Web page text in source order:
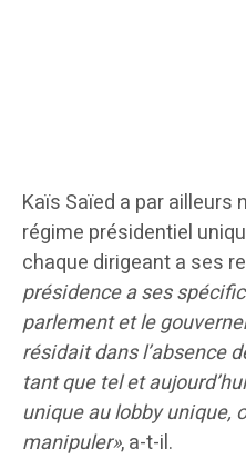
Kaïs Saïed a par ailleurs
régime présidentiel
chaque dirigeant a ses
présidence a ses
parlement et le
résidait dans l’absence
tant que tel et
unique au lobby unique,
manipuler», a-t-il.